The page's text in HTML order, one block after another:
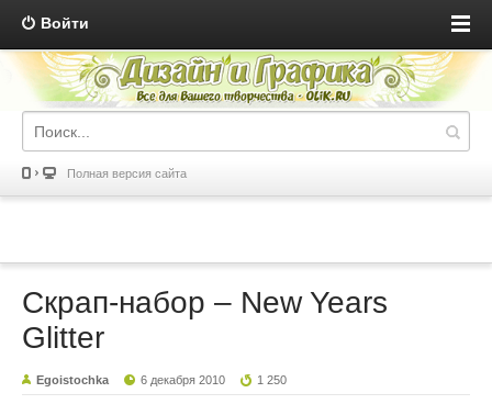
Войти
Полная версия сайта
Cкрап-набор – New Years
Glitter
Egoistochka 6 декабря 2010 1 250